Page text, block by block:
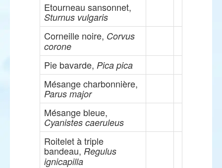
Etourneau sansonnet,
Sturnus vulgaris
Corneille noire, Corvus
corone
Pie bavarde, Pica pica
Mésange charbonnière,
Parus major
Mésange bleue,
Cyanistes caeruleus
Roitelet à triple
bandeau, Regulus
ignicapilla